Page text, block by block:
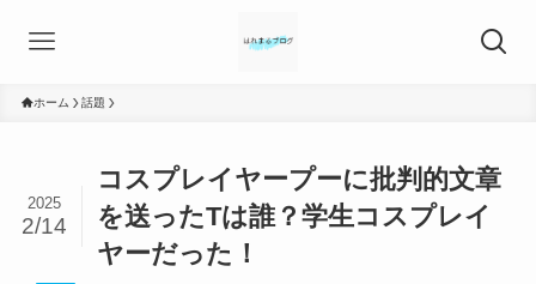
ホーム 話題
コスプレイヤープーに批判的文章
を送ったTは誰？学生コスプレイ
ヤーだった！
2025
2/14